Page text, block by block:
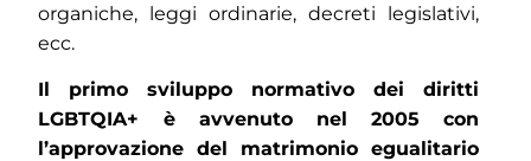
organiche, leggi ordinarie, decreti legislativi,
ecc.
Il primo sviluppo normativo dei diritti
LGBTQIA+ è avvenuto nel 2005 con
l’approvazione del matrimonio egualitario